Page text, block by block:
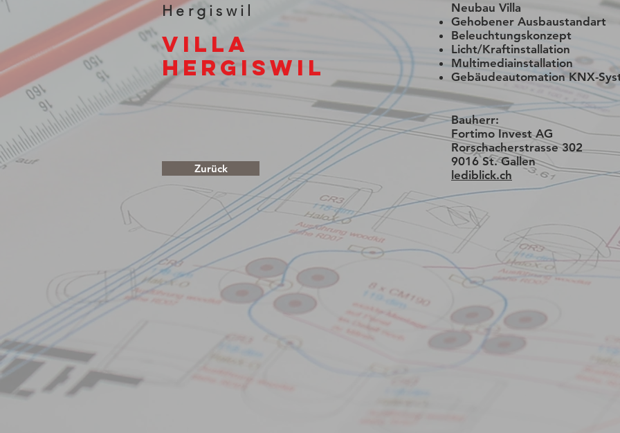
Hergiswil
Villa
Hergiswil
Zurück
Neubau Villa
Gehobener Ausbaustandart
Beleuchtungskonzept
Licht/Kraftinstallation
Multimediainstallation
Gebäudeautomation KNX-
Bauherr:
Fortimo Invest AG
Rorschacherstrasse 302
9016 St. Gallen
lediblick.ch